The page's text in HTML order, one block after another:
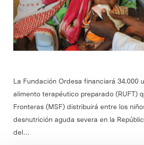
La Fundación Ordesa financiará 34.000
alimento terapéutico preparado (RUFT)
Fronteras (MSF) distribuirá entre los
desnutrición aguda severa en la
del…